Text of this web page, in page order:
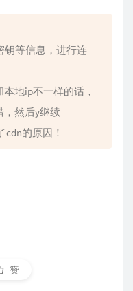
钥等信息，进行连
地ip不一样的话，
，然后y继续
的原因！
赞